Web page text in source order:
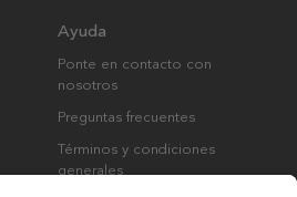
Ayuda
Ponte en contacto con
nosotros
Preguntas frecuentes
Términos y condiciones
generales